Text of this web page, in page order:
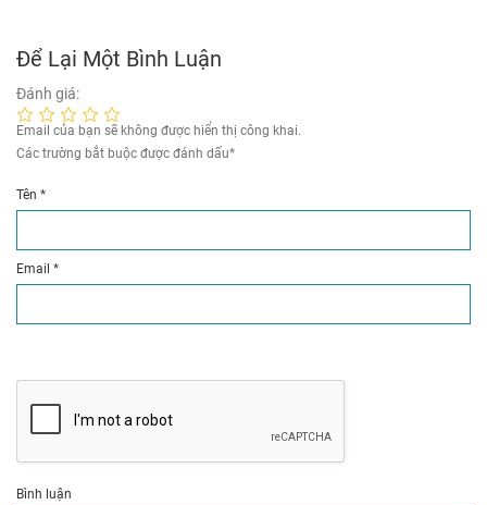
Để Lại Một Bình Luận
Đánh giá:
Email của bạn sẽ không được hiển thị công khai.
Các trường bắt buộc được đánh dấu*
Tên *
Email *
Bình luận